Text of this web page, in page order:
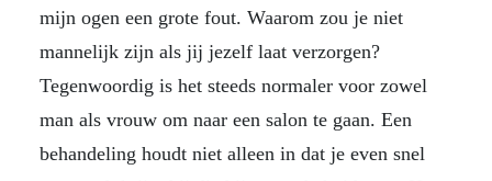
mijn ogen een grote fout. Waarom zou je niet
mannelijk zijn als jij jezelf laat verzorgen?
Tegenwoordig is het steeds normaler voor zowel
man als vrouw om naar een salon te gaan. Een
behandeling houdt niet alleen in dat je even snel